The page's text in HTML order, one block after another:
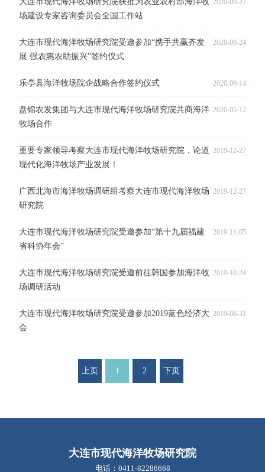
场建设专家咨询委员会全国工作站
2020-09-27
大连市现代海洋牧场研究院受邀参加“携手共赢齐发
展 强农惠农助振兴”签约仪式
2020-09-24
乐亭县海洋牧场院企战略合作签约仪式 2020-09-14
盘锦农发集团与大连市现代海洋牧场研究院共商海洋
牧场合作
2020-05-12
重要专家领导考察大连市现代海洋牧场研究院，论道
现代化海洋牧场产业发展！
2019-12-27
广西北海市海洋牧场调研组考察大连市现代海洋牧场
研究院
2019-12-27
大连市现代海洋牧场研究院受邀参加“第十九届福建
省科协年会”
2019-11-05
大连市现代海洋牧场研究院受邀前往韩国参加海洋牧
场调研活动
2019-10-24
大连市现代海洋牧场研究院受邀参加2019蓝色经济大
会
2019-08-31
上页 1 2 下页
大连市现代海洋牧场研究院
电话：0411-82286668